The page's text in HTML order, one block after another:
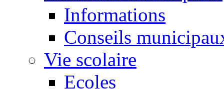
Informations
Conseils
Vie scolaire
Ecoles